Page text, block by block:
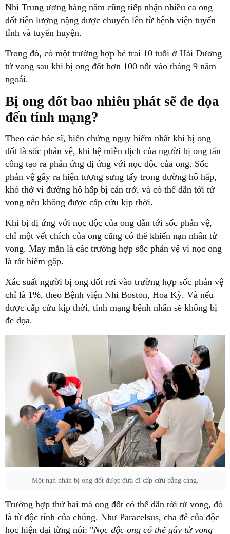
Nhi Trung ương hàng năm cũng tiếp nhận nhiều ca ong
đốt tiên lượng nặng được chuyển lên từ bệnh viện tuyến
tỉnh và tuyến huyện.
Trong đó, có một trường hợp bé trai 10 tuổi ở Hải Dương
tử vong sau khi bị ong đốt hơn 100 nốt vào tháng 9 năm
ngoái.
Bị ong đốt bao nhiêu phát sẽ đe dọa
đến tính mạng?
Theo các bác sĩ, biến chứng nguy hiểm nhất khi bị ong
đốt là sốc phản vệ, khi hệ miễn dịch của người bị ong tấn
công tạo ra phản ứng dị ứng với nọc độc của ong. Sốc
phản vệ gây ra hiện tượng sưng tấy trong đường hô hấp,
khó thở vì đường hô hấp bị cản trở, và có thể dẫn tới tử
vong nếu không được cấp cứu kịp thời.
Khi bị dị ứng với nọc độc của ong dẫn tới sốc phản vệ,
chỉ một vết chích của ong cũng có thể khiến nạn nhân tử
vong. May mắn là các trường hợp sốc phản vệ vì nọc ong
là rất hiếm gặp.
Xác suất người bị ong đốt rơi vào trường hợp sốc phản vệ
chỉ là 1%, theo Bệnh viện Nhi Boston, Hoa Kỳ. Và nếu
được cấp cứu kịp thời, tính mạng bệnh nhân sẽ không bị
đe dọa.
Một nạn nhân bị ong đốt được đưa đi cấp cứu bằng cáng.
Trường hợp thứ hai mà ong đốt có thể dẫn tới tử vong, đó
là từ độc tính của chúng. Như Paracelsus, cha đẻ của độc
học hiện đại từng nói: "Nọc độc ong có thể gây tử vong